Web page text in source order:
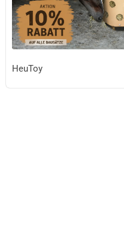
HeuToy